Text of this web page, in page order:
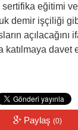
eğitimi
demir işçiliği
açılacağını
katılmaya davet
Paylaş (0)